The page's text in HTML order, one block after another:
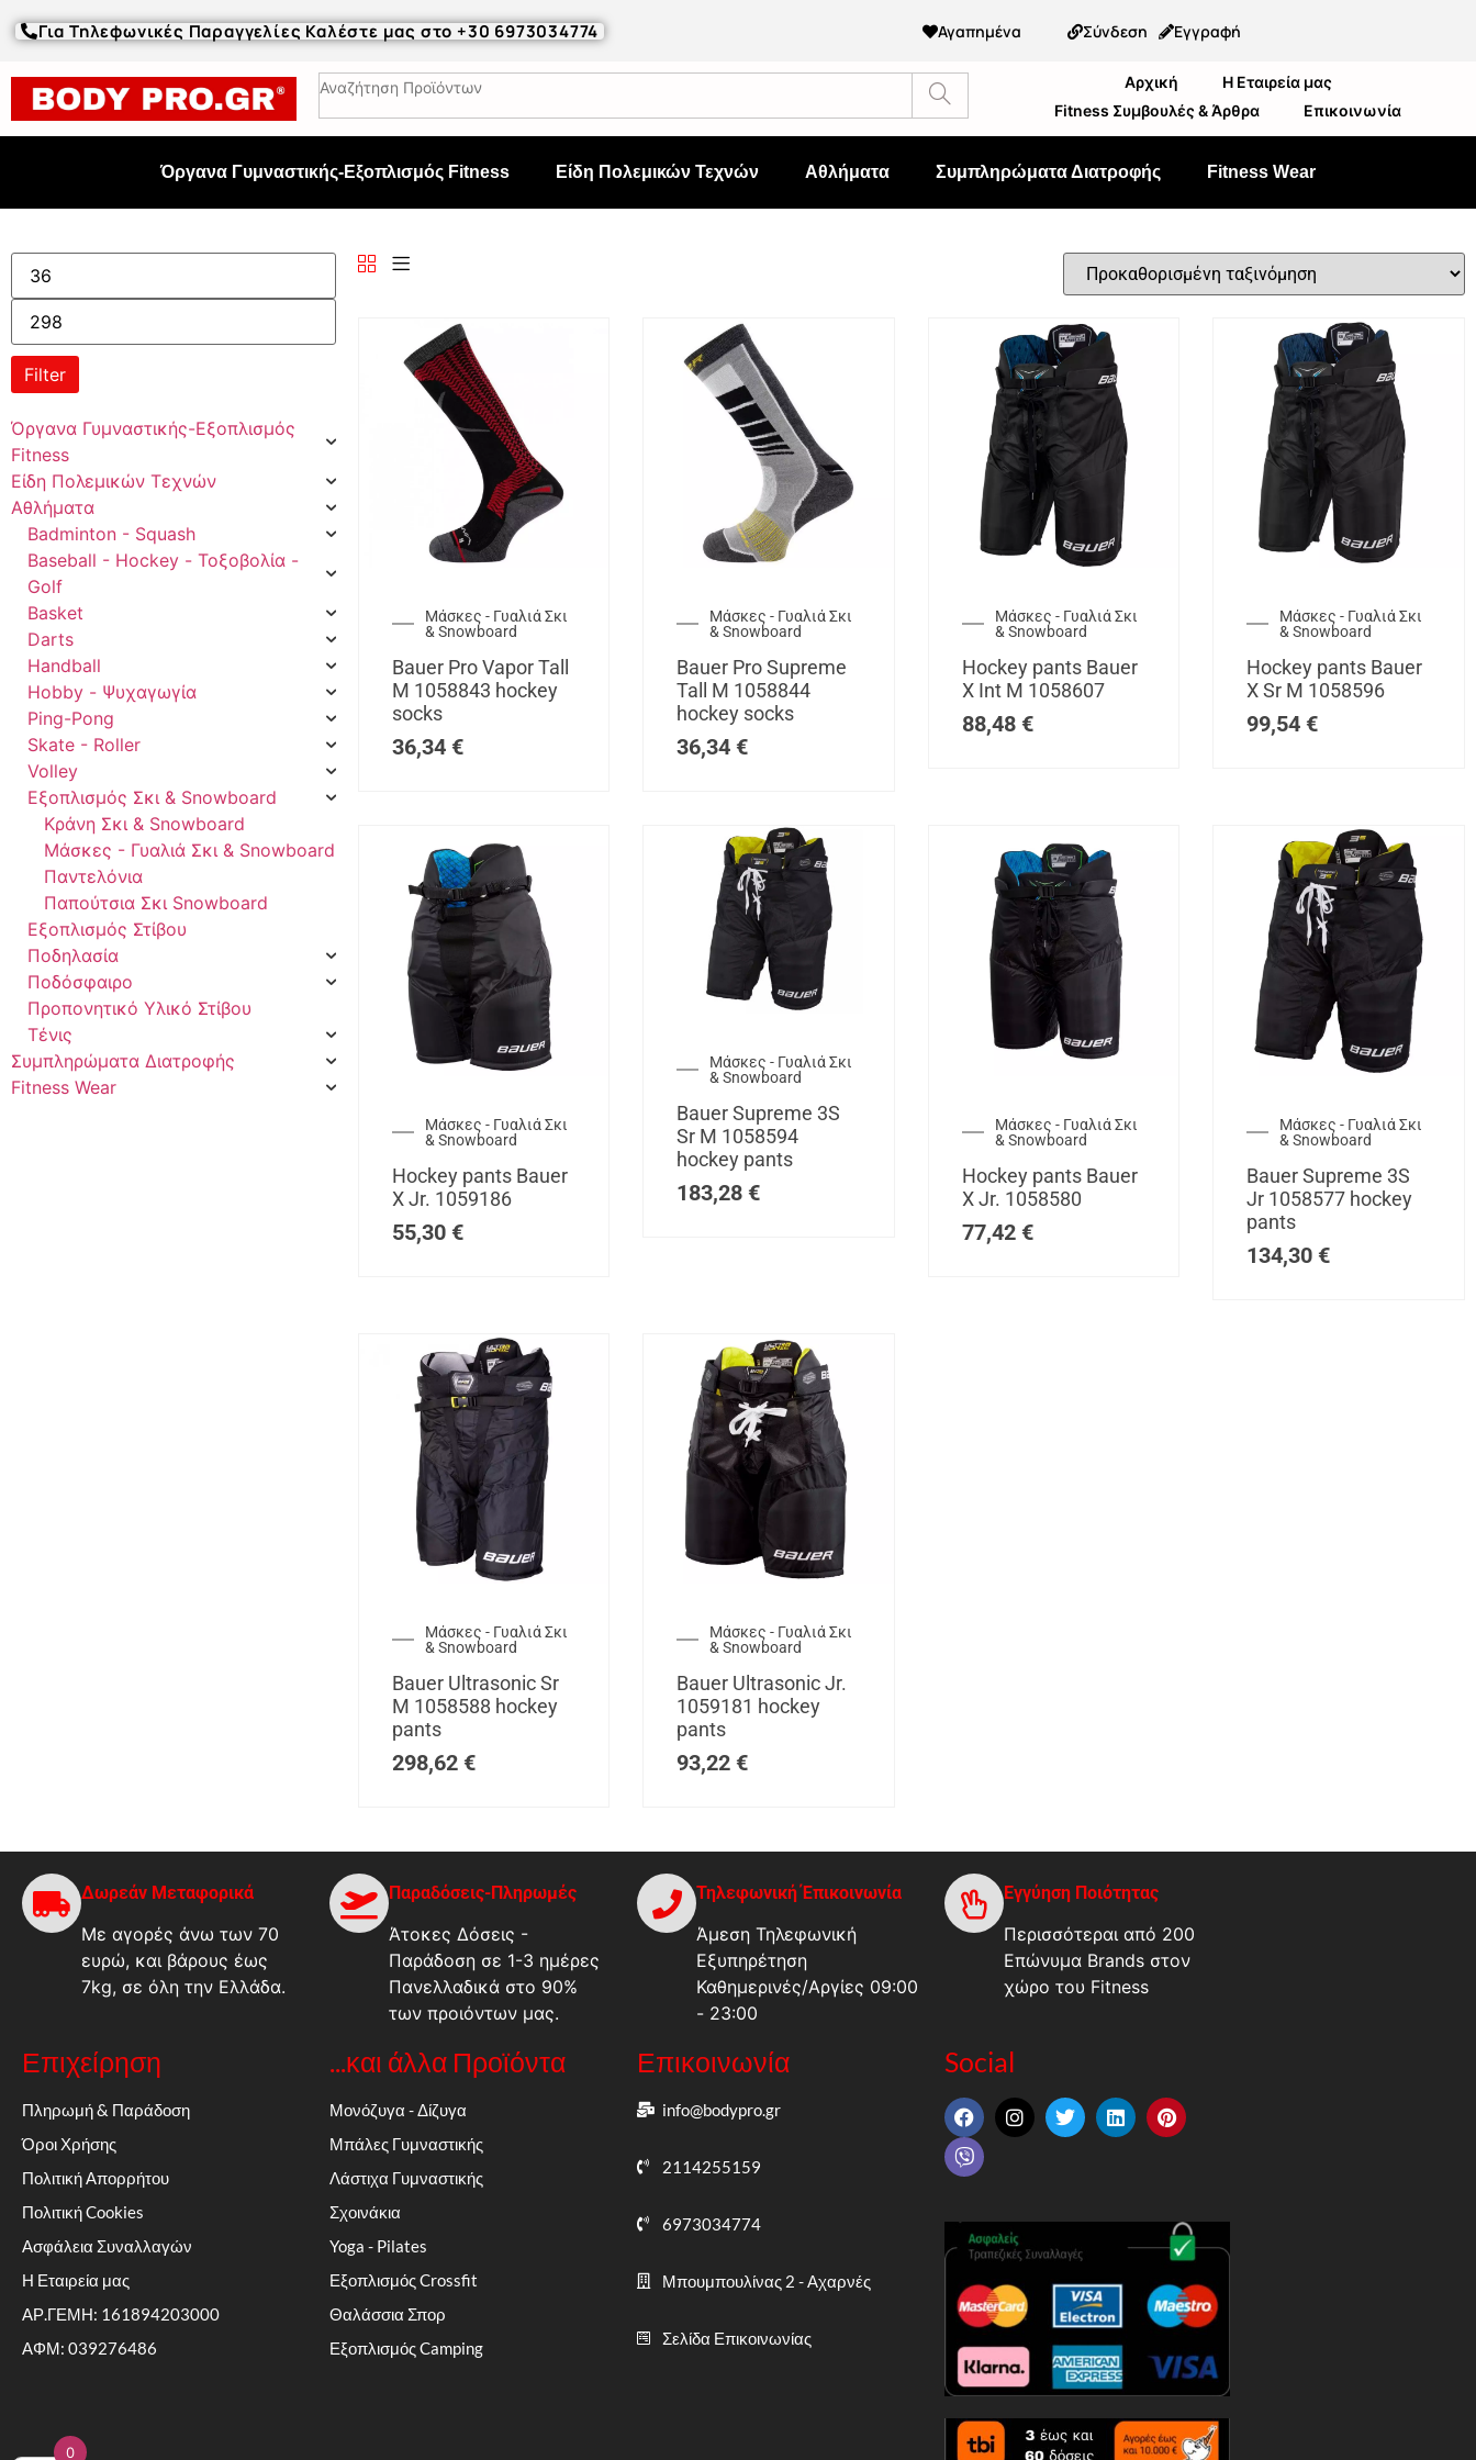
Για Τηλεφωνικές Παραγγελίες Καλέστε μας στο +30 6973034774 Αγαπημένα Σύνδεση Εγγραφή
Αρχική
Η Εταιρεία μας
Fitness Συμβουλές & Άρθρα
Επικοινωνία
Όργανα Γυμναστικής-Εξοπλισμός Fitness Είδη Πολεμικών Τεχνών Αθλήματα Συμπληρώματα Διατροφής Fitness Wear
Filter
Όργανα Γυμναστικής-Εξοπλισμός
Fitness
Είδη Πολεμικών Τεχνών
Αθλήματα
Badminton - Squash
Baseball - Hockey - Τοξοβολία -
Golf
Basket
Darts
Handball
Hobby - Ψυχαγωγία
Ping-Pong
Skate - Roller
Volley
Εξοπλισμός Σκι & Snowboard
Κράνη Σκι & Snowboard
Μάσκες - Γυαλιά Σκι & Snowboard
Παντελόνια
Παπούτσια Σκι Snowboard
Εξοπλισμός Στίβου
Ποδηλασία
Ποδόσφαιρο
Προπονητικό Υλικό Στίβου
Τένις
Συμπληρώματα Διατροφής
Fitness Wear
Μάσκες - Γυαλιά Σκι
& Snowboard
Bauer Pro Vapor Tall
M 1058843 hockey
socks
36,34 €
Μάσκες - Γυαλιά Σκι
& Snowboard
Bauer Pro Supreme
Tall M 1058844
hockey socks
36,34€
Μάσκες - Γυαλιά Σκι
& Snowboard
Hockey pants Bauer
X Int M 1058607
88,48 €
Μάσκες - Γυαλιά Σκι
& Snowboard
Hockey pants Bauer
X Sr M 1058596
99,54€
Μάσκες - Γυαλιά Σκι
& Snowboard
Hockey pants Bauer
X Jr. 1059186
55,30 €
Μάσκες - Γυαλιά Σκι
& Snowboard
Bauer Supreme 3S
Sr M 1058594
hockey pants
183,28€
Μάσκες - Γυαλιά Σκι
& Snowboard
Hockey pants Bauer
X Jr. 1058580
77,42 €
Μάσκες - Γυαλιά Σκι
& Snowboard
Bauer Supreme 3S
Jr 1058577 hockey
pants
134,30€
Μάσκες - Γυαλιά Σκι
& Snowboard
Bauer Ultrasonic Sr
M 1058588 hockey
pants
298,62 €
Μάσκες - Γυαλιά Σκι
& Snowboard
Bauer Ultrasonic Jr.
1059181 hockey
pants
93,22€
Δωρεάν Μεταφορικά
Με αγορές άνω των 70
ευρώ, και βάρους έως
7kg, σε όλη την Ελλάδα.
Παραδόσεις-Πληρωμές
Άτοκες Δόσεις -
Παράδοση σε 1-3 ημέρες
Πανελλαδικά στο 90%
των προιόντων μας.
Τηλεφωνική Έπικοινωνία
Άμεση Τηλεφωνική
Εξυπηρέτηση
Καθημερινές/Αργίες 09:00
- 23:00
Εγγύηση Ποιότητας
Περισσότεραι από 200
Επώνυμα Brands στον
χώρο του Fitness
Επιχείρηση
Πληρωμή & Παράδοση
Όροι Χρήσης
Πολιτική Απορρήτου
Πολιτική Cookies
Ασφάλεια Συναλλαγών
Η Εταιρεία μας
ΑΡ.ΓΕΜΗ: 161894203000
ΑΦΜ: 039276486
...και άλλα Προϊόντα
Μονόζυγα - Δίζυγα
Μπάλες Γυμναστικής
Λάστιχα Γυμναστικής
Σχοινάκια
Yoga - Pilates
Εξοπλισμός Crossfit
Θαλάσσια Σπορ
Εξοπλισμός Camping
Επικοινωνία
info@bodypro.gr
2114255159
6973034774
Μπουμπουλίνας 2 - Αχαρνές
Σελίδα Επικοινωνίας
Social
0